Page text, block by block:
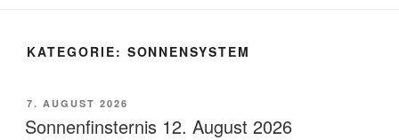
KATEGORIE: SONNENSYSTEM
VERÖFFENTLICHT
AM
7. AUGUST 2026
Sonnenfinsternis 12. August 2026